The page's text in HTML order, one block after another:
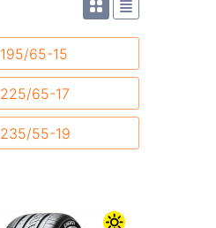
195/65-15
225/65-17
235/55-19